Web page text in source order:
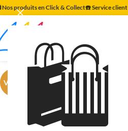
🛍️
produits en Click & Collect☎️ Service client
VENTE